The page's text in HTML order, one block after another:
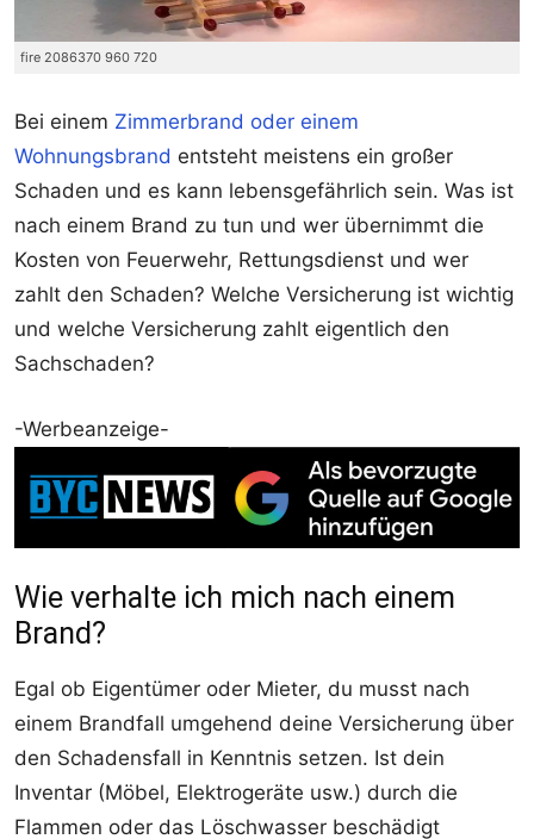
fire 2086370 960 720
Bei einem Zimmerbrand oder einem
Wohnungsbrand entsteht meistens ein großer
Schaden und es kann lebensgefährlich sein. Was ist
nach einem Brand zu tun und wer übernimmt die
Kosten von Feuerwehr, Rettungsdienst und wer
zahlt den Schaden? Welche Versicherung ist wichtig
und welche Versicherung zahlt eigentlich den
Sachschaden?
-Werbeanzeige-
Wie verhalte ich mich nach einem
Brand?
Egal ob Eigentümer oder Mieter, du musst nach
einem Brandfall umgehend deine Versicherung über
den Schadensfall in Kenntnis setzen. Ist dein
Inventar (Möbel, Elektrogeräte usw.) durch die
Flammen oder das Löschwasser beschädigt